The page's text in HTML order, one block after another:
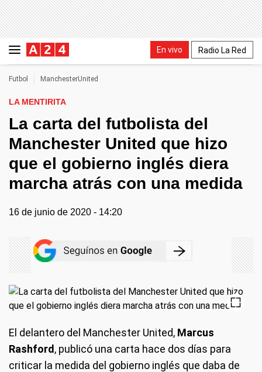
En vivo Radio La Red
Futbol ManchesterUnited
LA MENTIRITA
La carta del futbolista del
Manchester United que hizo
que el gobierno inglés diera
marcha atrás con una medida
16 de junio de 2020 - 14:20
El delantero del Manchester United, Marcus
Rashford , publicó una carta hace dos días para
criticar la medida del gobierno inglés que daba de